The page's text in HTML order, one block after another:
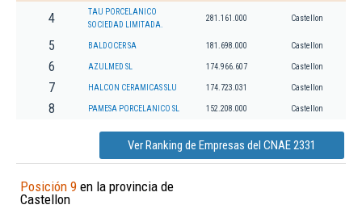
4
TAU PORCELANICO
SOCIEDAD LIMITADA.
281.161.000 Castellon
5 BALDOCER SA 181.698.000 Castellon
6 AZULMED SL 174.966.607 Castellon
7 HALCON CERAMICAS SLU 174.723.031 Castellon
8 PAMESA PORCELANICO SL 152.208.000 Castellon
Ver Ranking de Empresas del CNAE 2331
Posición 9 en la provincia de
Castellon